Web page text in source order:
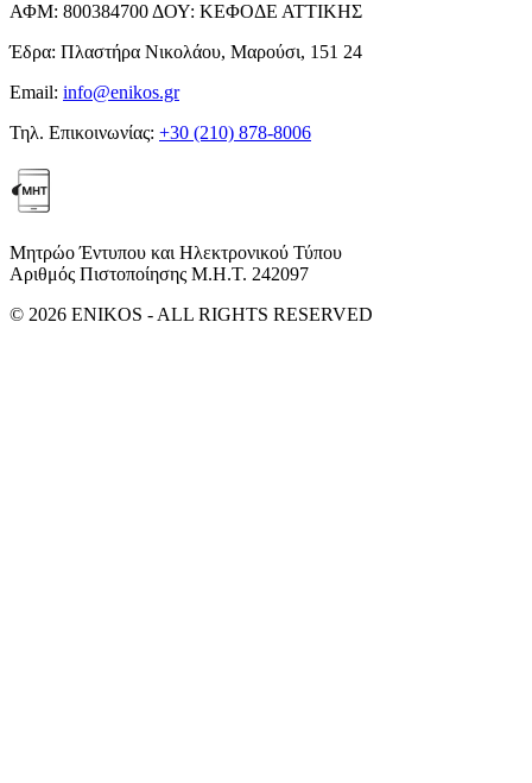
ΑΦΜ: 800384700 ΔΟΥ: ΚΕΦΟΔΕ ΑΤΤΙΚΗΣ
Έδρα: Πλαστήρα Νικολάου, Μαρούσι, 151 24
Email: info@enikos.gr
Τηλ. Επικοινωνίας: +30 (210) 878-8006
Μητρώο Έντυπου και Ηλεκτρονικού Τύπου
Αριθμός Πιστοποίησης Μ.Η.Τ. 242097
© 2026 ENIKOS - ALL RIGHTS RESERVED